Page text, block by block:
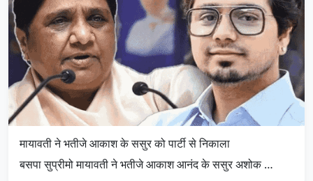
मायावती ने भतीजे आकाश के ससुर को पार्टी से निकाला
बसपा सुप्रीमो मायावती ने भतीजे आकाश आनंद के ससुर अशोक …